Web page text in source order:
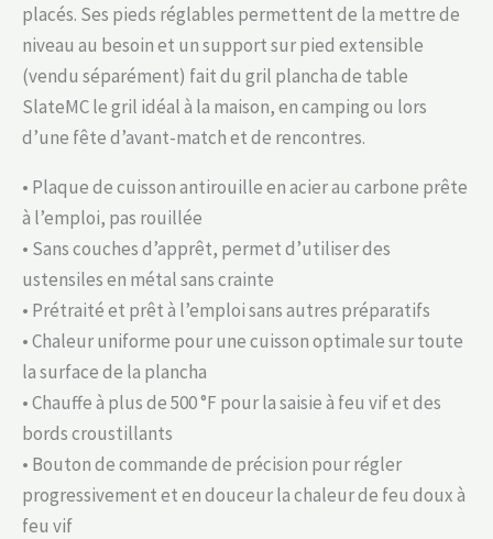
placés. Ses pieds réglables permettent de la mettre de
niveau au besoin et un support sur pied extensible
(vendu séparément) fait du gril plancha de table
SlateMC le gril idéal à la maison, en camping ou lors
d’une fête d’avant-match et de rencontres.
• Plaque de cuisson antirouille en acier au carbone prête
à l’emploi, pas rouillée
• Sans couches d’apprêt, permet d’utiliser des
ustensiles en métal sans crainte
• Prétraité et prêt à l’emploi sans autres préparatifs
• Chaleur uniforme pour une cuisson optimale sur toute
la surface de la plancha
• Chauffe à plus de 500 °F pour la saisie à feu vif et des
bords croustillants
• Bouton de commande de précision pour régler
progressivement et en douceur la chaleur de feu doux à
feu vif